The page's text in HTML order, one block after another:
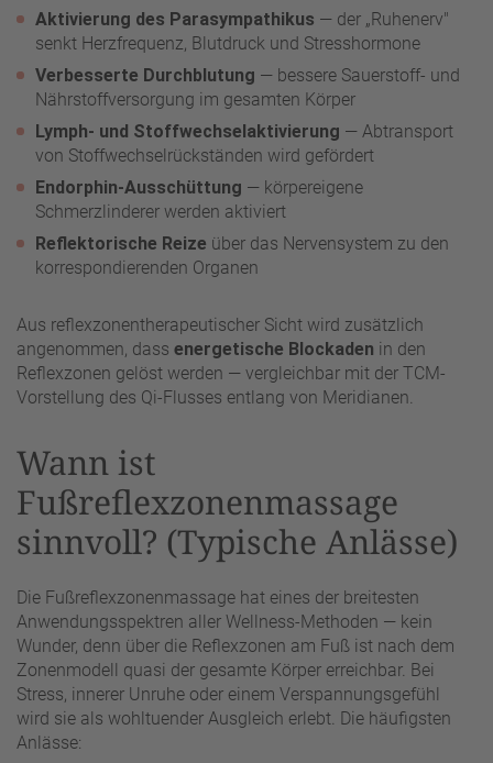
Aktivierung des Parasympathikus — der „Ruhenerv"
senkt Herzfrequenz, Blutdruck und Stresshormone
Verbesserte Durchblutung — bessere Sauerstoff- und
Nährstoffversorgung im gesamten Körper
Lymph- und Stoffwechselaktivierung — Abtransport
von Stoffwechselrückständen wird gefördert
Endorphin-Ausschüttung — körpereigene
Schmerzlinderer werden aktiviert
Reflektorische Reize über das Nervensystem zu den
korrespondierenden Organen
Aus reflexzonentherapeutischer Sicht wird zusätzlich
angenommen, dass energetische Blockaden in den
Reflexzonen gelöst werden — vergleichbar mit der TCM-
Vorstellung des Qi-Flusses entlang von Meridianen.
Wann ist
Fußreflexzonenmassage
sinnvoll? (Typische Anlässe)
Die Fußreflexzonenmassage hat eines der breitesten
Anwendungsspektren aller Wellness-Methoden — kein
Wunder, denn über die Reflexzonen am Fuß ist nach dem
Zonenmodell quasi der gesamte Körper erreichbar. Bei
Stress, innerer Unruhe oder einem Verspannungsgefühl
wird sie als wohltuender Ausgleich erlebt. Die häufigsten
Anlässe: